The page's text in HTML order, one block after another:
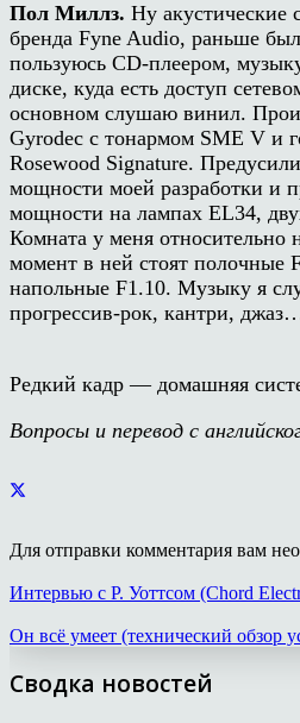
Пол Миллз. Ну акустические
бренда Fyne Audio, раньше
пользуюсь CD-плеером,
диске, куда есть доступ
основном слушаю винил.
Gyrodec с тонармом SME V и
Rosewood Signature.
мощности моей разработки и
мощности на лампах EL34,
Комната у меня относительно
момент в ней стоят полочные
напольные F1.10. Музыку я
прогрессив-рок, кантри,
Редкий кадр — домашняя
Вопросы и перевод с
Для отправки комментария вам
Интервью с Р. Уоттсом (Chord
Он всё умеет (технический обзор
Сводка новостей